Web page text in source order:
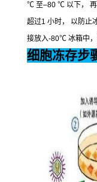
℃ 至–80 ℃ 以下，
超过1 小时，
以防止
接放入-80℃ 冰箱中
细胞冻存步